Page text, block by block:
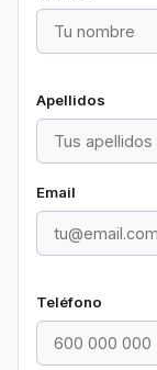
Apellidos
Email
Teléfono